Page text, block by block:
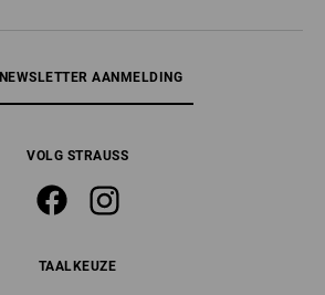
NEWSLETTER AANMELDING
VOLG STRAUSS
TAALKEUZE